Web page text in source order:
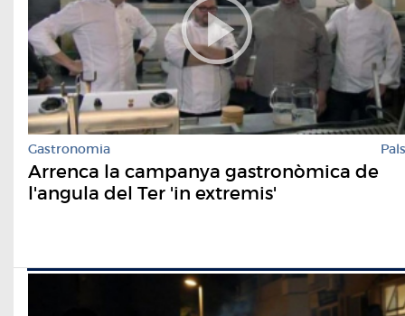
Gastronomia Pals
Arrenca la campanya gastronòmica de
l'angula del Ter 'in extremis'